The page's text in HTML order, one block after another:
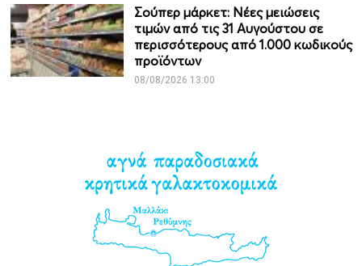
Σούπερ μάρκετ: Νέες μειώσεις
τιμών από τις 31 Αυγούστου σε
περισσότερους από 1.000 κωδικούς
προϊόντων
08/08/2026 13:00